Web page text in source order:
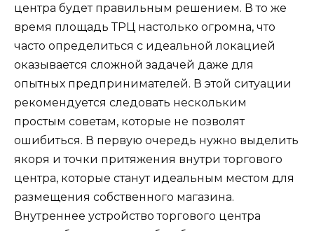
центра будет правильным решением. В то же
время площадь ТРЦ настолько огромна, что
часто определиться с идеальной локацией
оказывается сложной задачей даже для
опытных предпринимателей. В этой ситуации
рекомендуется следовать нескольким
простым советам, которые не позволят
ошибиться. В первую очередь нужно выделить
якоря и точки притяжения внутри торгового
центра, которые станут идеальным местом для
размещения собственного магазина.
Внутреннее устройство торгового центра